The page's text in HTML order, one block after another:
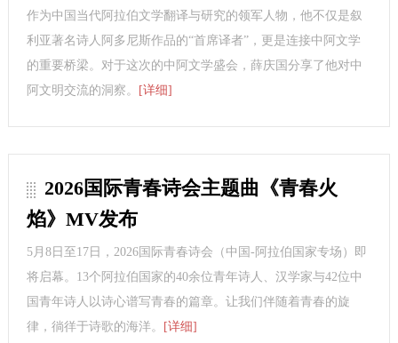
作为中国当代阿拉伯文学翻译与研究的领军人物，他不仅是叙
利亚著名诗人阿多尼斯作品的“首席译者”，更是连接中阿文学
的重要桥梁。对于这次的中阿文学盛会，薛庆国分享了他对中
阿文明交流的洞察。
[详细]
2026国际青春诗会主题曲《青春火
焰》MV发布
5月8日至17日，2026国际青春诗会（中国-阿拉伯国家专场）即
将启幕。13个阿拉伯国家的40余位青年诗人、汉学家与42位中
国青年诗人以诗心谱写青春的篇章。让我们伴随着青春的旋
律，徜徉于诗歌的海洋。
[详细]